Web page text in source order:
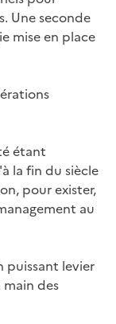
Une seconde
mise en place
étant
la fin du siècle
pour exister,
au
puissant levier
des